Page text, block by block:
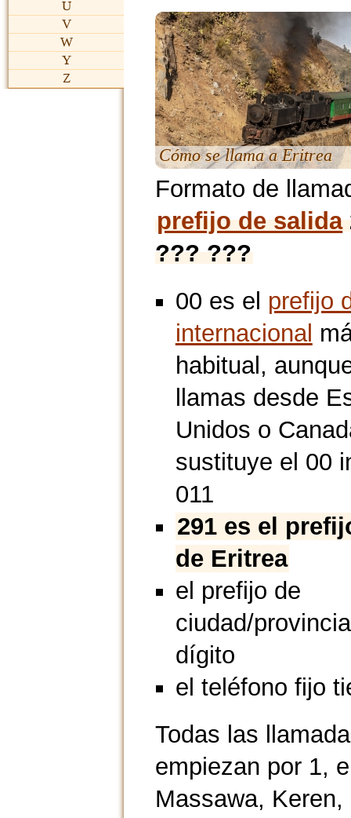
U
V
W
Y
Z
Cómo se llama a Eritrea
Formato de
prefijo de salida
??? ???
00 es el prefijo
internacional
habitual,
llamas desde
Unidos o
sustituye el 00
011
291 es el
de Eritrea
el prefijo de
ciudad/
dígito
el teléfono fijo
Todas las
empiezan por 1,
Massawa,